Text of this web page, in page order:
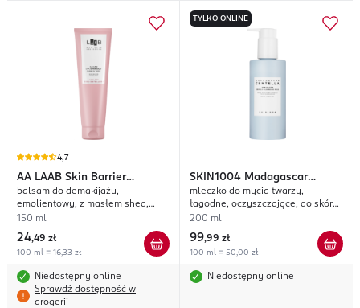
4,7
AA LAAB Skin Barrier
Protection
balsam do demakijażu,
emolientowy, z masłem shea,
100% Centella B12
150 ml
24,49 zł
100 ml = 16,33 zł
Niedostępny online
Sprawdź dostępność w
drogerii
TYLKO ONLINE
SKIN1004 Madagascar
Centella Hyalu-Cica
mleczko do mycia twarzy,
łagodne, oczyszczające, do skóry
wrażliwej
200 ml
99,99 zł
100 ml = 50,00 zł
Niedostępny online